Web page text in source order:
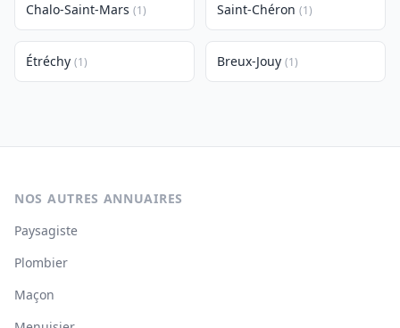
Chalo-Saint-Mars (1) Saint-Chéron (1)
Étréchy (1) Breux-Jouy (1)
NOS AUTRES ANNUAIRES
Paysagiste
Plombier
Maçon